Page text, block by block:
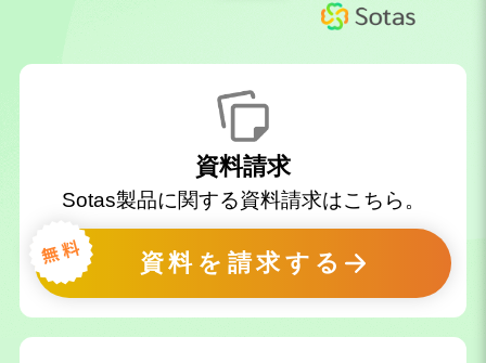
資料請求
Sotas製品に関する資料請求はこちら。
資料を請求する